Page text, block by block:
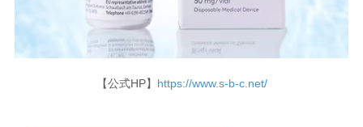
【公式HP】 https://www.s-b-c.net/